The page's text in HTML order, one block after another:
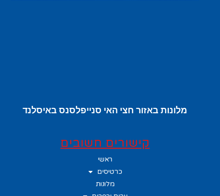
מלונות באזור חצי האי סנייפלסנס באיסלנד
קישורים חשובים
ראשי
כרטיסים
מלונות